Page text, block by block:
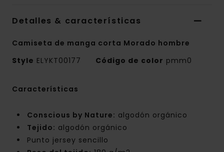
Detalles & características
Camiseta de manga corta Morado hombre
Style ELYKT00177 Código de color pmm0
Características
Conscious by Nature: algodón orgánico
Tejido: algodón orgánico
Punto jersey sencillo